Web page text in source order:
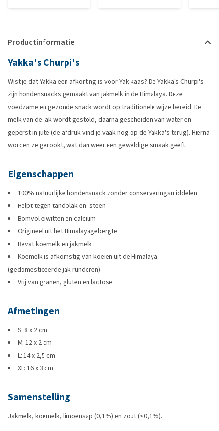
Productinformatie
Yakka's Churpi's
Wist je dat Yakka een afkorting is voor Yak kaas? De Yakka's Churpi's
zijn hondensnacks gemaakt van jakmelk in de Himalaya. Deze
voedzame en gezonde snack wordt op traditionele wijze bereid. De
melk van de jak wordt gestold, daarna gescheiden van water en
geperst in jute (de afdruk vind je vaak nog op de Yakka's terug). Hierna
worden ze gerookt, wat dan weer een geweldige smaak geeft.
Eigenschappen
100% natuurlijke hondensnack zonder conserveringsmiddelen
Helpt tegen tandplak en -steen
Bomvol eiwitten en calcium
Origineel uit het Himalayagebergte
Bevat koemelk en jakmelk
Koemelk is afkomstig van koeien uit de Himalaya
(gedomesticeerde jak runderen)
Vrij van granen, gluten en lactose
Afmetingen
S: 8 x 2 cm
M: 12 x 2 cm
L: 14 x 2,5 cm
XL: 16 x 3 cm
Samenstelling
Jakmelk, koemelk, limoensap (0,1%) en zout (<0,1%).